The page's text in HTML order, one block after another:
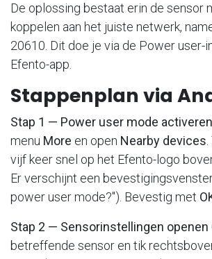
De oplossing bestaat erin de sensor
koppelen aan het juiste netwerk,
20610. Dit doe je via de Power user-
Efento-app.
Stappenplan via
Stap 1 — Power user mode activeren
menu More en open Nearby devices
vijf keer snel op het Efento-logo
Er verschijnt een
power user mode?"). Bevestig met
Stap 2 — Sensorinstellingen openen
betreffende sensor en tik